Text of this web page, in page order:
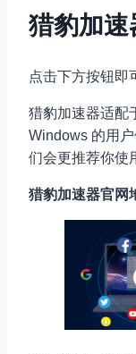
猎豹加速
点击下方按钮即
猎豹加速器适配
Windows 的用
们会更推荐你使
猎豹加速器官网